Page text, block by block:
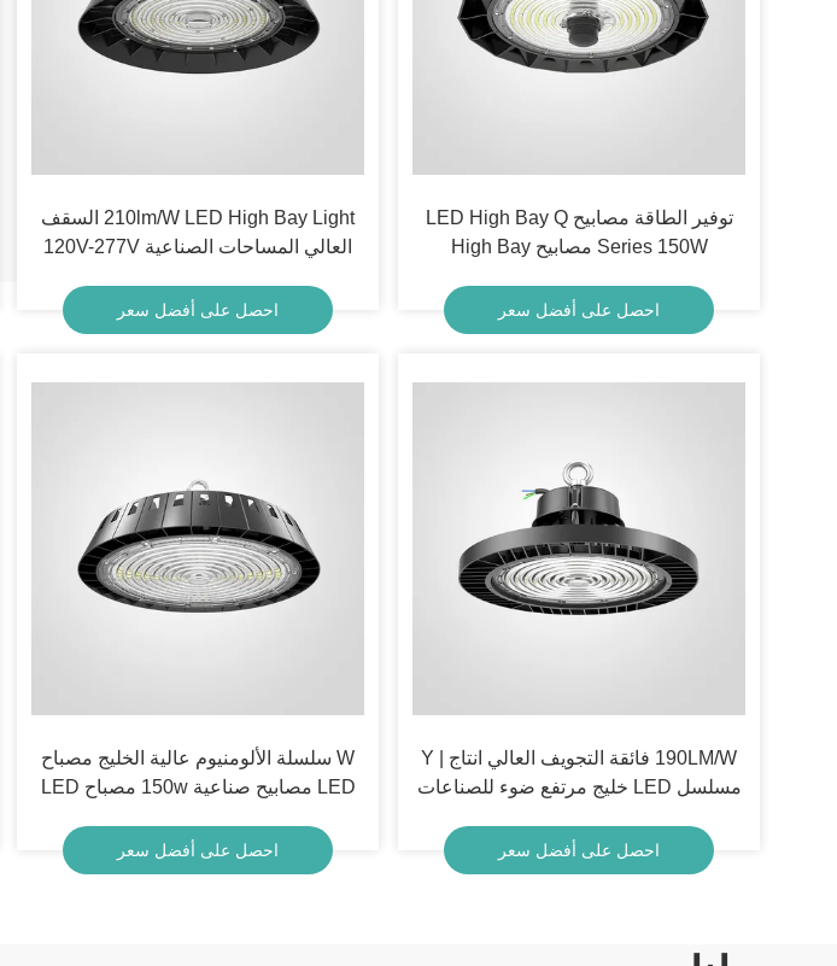
توفير الطاقة مصابيح LED High Bay Q
Series 150W مصابيح High Bay
احصل على أفضل سعر
210lm/W LED High Bay Light السقف
العالي المساحات الصناعية 120V-277V
احصل على أفضل سعر
190LM/W فائقة التجويف العالي انتاج | Y
مسلسل LED خليج مرتفع ضوء للصناعات
احصل على أفضل سعر
W سلسلة الألومنيوم عالية الخليج مصباح
LED مصابيح صناعية 150w مصباح LED
احصل على أفضل سعر